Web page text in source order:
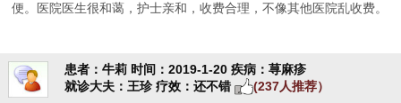
便。医院医生很和蔼，护士亲和，收费合理，不像其他医院乱收费。
患者：牛莉 时间：2019-1-20 疾病：荨麻疹
就诊大夫：王珍 疗效：还不错 (237人推荐）